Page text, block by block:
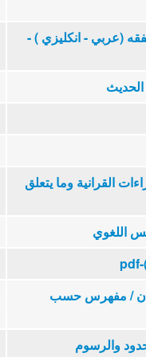
(عربي - انكليزي ) -
القرانية وما يتعلق
اللغوي
/ مفهرس حسب
والرسوم